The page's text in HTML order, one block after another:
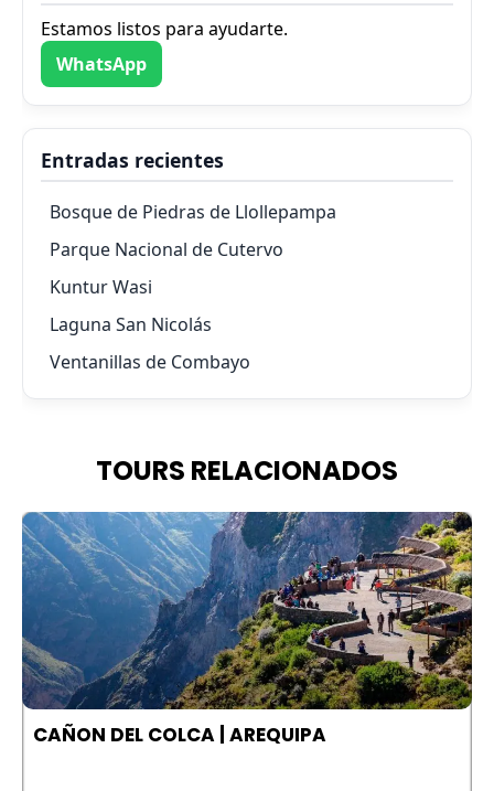
Estamos listos para ayudarte.
WhatsApp
Entradas recientes
Bosque de Piedras de Llollepampa
Parque Nacional de Cutervo
Kuntur Wasi
Laguna San Nicolás
Ventanillas de Combayo
TOURS RELACIONADOS
CAÑON DEL COLCA | AREQUIPA